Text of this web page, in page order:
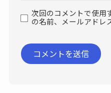
次回のコメントで使用
の名前、メールアドレ